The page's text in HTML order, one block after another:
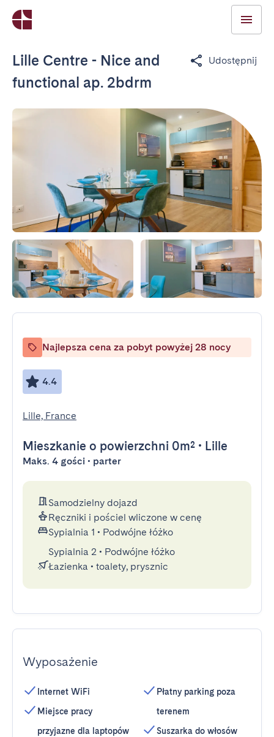
Lille Centre - Nice and
functional ap. 2bdrm
Udostępnij
Najlepsza cena za pobyt powyżej 28 nocy
4.4
Lille, France
Mieszkanie o powierzchni 0m² • Lille
Maks. 4 gości • parter
Samodzielny dojazd
Ręczniki i pościel wliczone w cenę
Sypialnia 1 • Podwójne łóżko
Sypialnia 2 • Podwójne łóżko
Łazienka • toalety, prysznic
Wyposażenie
Internet WiFi
Miejsce pracy
przyjazne dla laptopów
Płatny parking poza
terenem
Suszarka do włosów